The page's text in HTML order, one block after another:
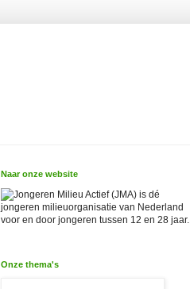
Naar onze website
Jongeren Milieu Actief (JMA) is dé
jongeren milieuorganisatie van Nederland
voor en door jongeren tussen 12 en 28 jaar.
Onze thema's